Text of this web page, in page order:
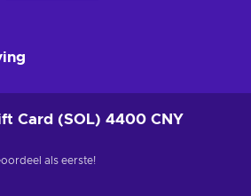
Card (SOL) 4400 CNY
als eerste!